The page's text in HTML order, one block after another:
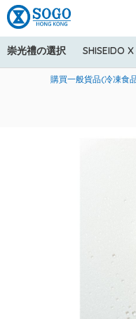
崇光禮の選択 SHISEIDO
美國運通Explorer®信用
購買一般貨品(冷凍食
寄送中國內地服務只適用